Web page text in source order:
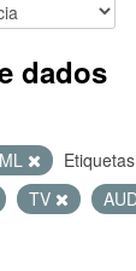
dados
TV